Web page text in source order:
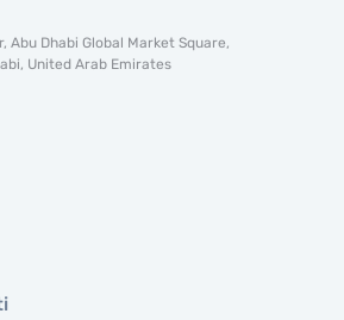
Abu Dhabi Global Market Square,
United Arab Emirates